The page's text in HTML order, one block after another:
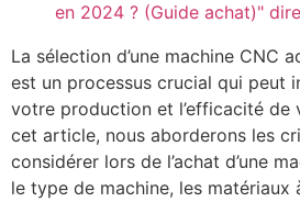
en 2024 ? (Guide achat)"
La sélection d’une machine CNC
est un processus crucial qui peut
votre production et l’efficacité de
cet article, nous aborderons les
considérer lors de l’achat d’une
le type de machine, les matériaux